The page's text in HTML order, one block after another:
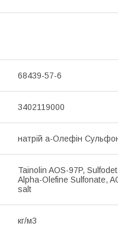
68439-57-6
3402119000
натрій a-Олефін
Tainolin AOS-97P,
Alpha-Olefine Sulfonate,
salt
кг/м3